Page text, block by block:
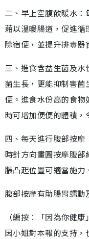
二、早上空腹飲暖水：
藉以溫暖腸道，促進
除宿便，並提升排毒器
三、進食含益生菌及
菌生長，更能抑制害
便。進食水份高的食
時可增加便便的體積，
四、每天進行腹部按
時針方向畫圓按摩腹
脹凸起位置可適當施力
腹部按摩有助腸胃蠕動
（編按︰「因為你健
因小姐對本報的支持，